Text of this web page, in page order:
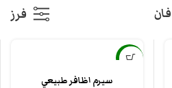
فرز
-17%
سيرم اظافر طبيعي